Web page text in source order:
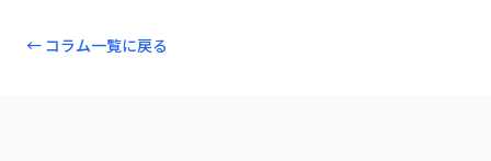
← コラム一覧に戻る